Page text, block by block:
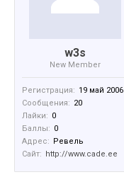
w3s
New Member
Регистрация: 19 май 2006
Сообщения: 20
Лайки: 0
Баллы: 0
Адрес: Ревель
Сайт: http://www.cade.ee